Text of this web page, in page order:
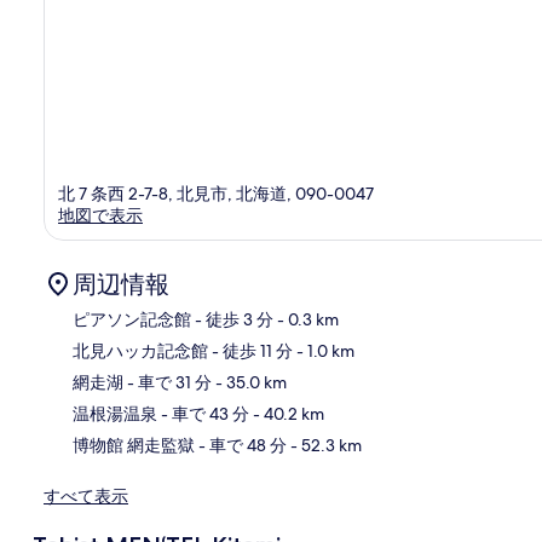
北 7 条西 2-7-8, 北見市, 北海道, 090-0047
地図で表示
周辺情報
ピアソン記念館- 徒歩 3 分- 0.3 km
北見ハッカ記念館- 徒歩 11 分- 1.0 km
網走湖 - 車で 31 分- 35.0 km
温根湯温泉 - 車で 43 分- 40.2 km
博物館 網走監獄 - 車で 48 分- 52.3 km
すべて表示